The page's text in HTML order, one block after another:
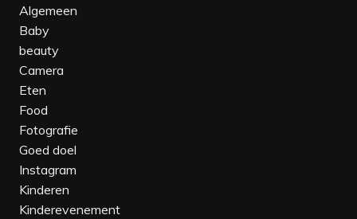
Algemeen
Baby
beauty
Camera
Eten
Food
Fotografie
Goed doel
Instagram
Kinderen
Kinderevenement‎